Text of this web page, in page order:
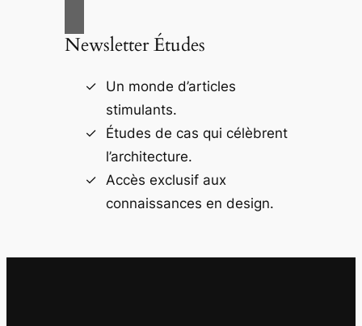
Newsletter Études
Un monde d’articles
stimulants.
Études de cas qui célèbrent
l’architecture.
Accès exclusif aux
connaissances en design.